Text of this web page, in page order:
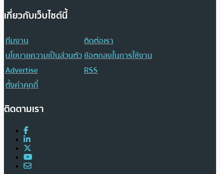
เกี่ยวกับเว็บไซต์นี้
ทีมงาน
ติดต่อเรา
นโยบายความเป็นส่วนตัวข้อตกลงในการใช้งาน
Advertise
RSS
ตั้งค่าคุกกี้
ติดตามเรา